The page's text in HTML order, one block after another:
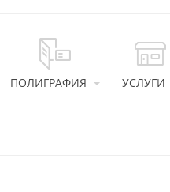
ПОЛИГРАФИЯ УСЛУГИ